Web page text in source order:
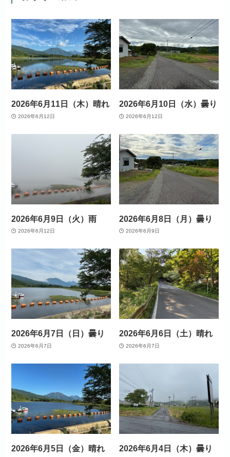
2026年6月11日（木）晴れ
2026年6月12日
2026年6月10日（水）曇り
2026年6月12日
2026年6月9日（火）雨
2026年6月12日
2026年6月8日（月）曇り
2026年6月9日
2026年6月7日（日）曇り
2026年6月7日
2026年6月6日（土）晴れ
2026年6月7日
2026年6月5日（金）晴れ 2026年6月4日（木）曇り